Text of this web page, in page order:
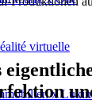
virtuelle
x